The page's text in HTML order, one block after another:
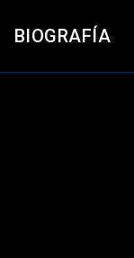
BIOGRAFÍA